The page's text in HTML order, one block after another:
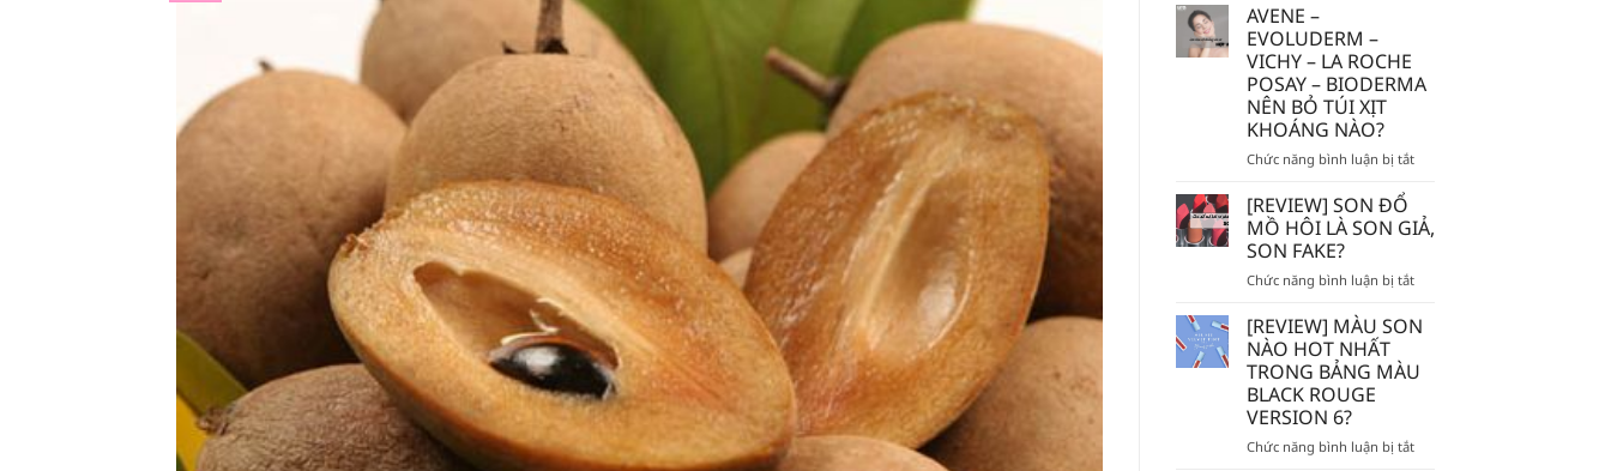
TẨY
AHA/BHA
SẼ
AVENE –
EVOLUDERM –
VICHY – LA ROCHE
POSAY – BIODERMA
NÊN BỎ TÚI XỊT
KHOÁNG NÀO?
Chức năng bình luận bị tắtở
EVOLUDERM
–
–
ROCHE
–
BIODERMA
TÚI
[REVIEW] SON ĐỔ
MỒ HÔI LÀ SON GIẢ,
SON FAKE?
Chức năng bình luận bị tắtở
SON
ĐỔ
HÔI
GIẢ,
[REVIEW] MÀU SON
NÀO HOT NHẤT
TRONG BẢNG MÀU
BLACK ROUGE
VERSION 6?
Chức năng bình luận bị tắtở